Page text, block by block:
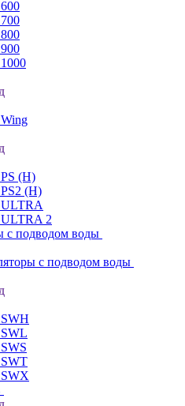
(H)
(H)
2
с подводом воды
с подводом воды